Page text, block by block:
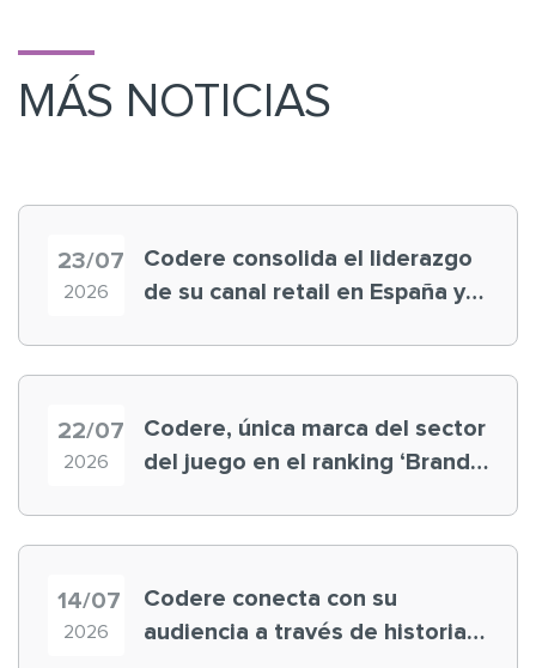
MÁS NOTICIAS
23/07
2026
Codere consolida el liderazgo
de su canal retail en España y
22/07
2026
Codere, única marca del sector
del juego en el ranking ‘Brand
14/07
2026
Codere conecta con su
audiencia a través de historias